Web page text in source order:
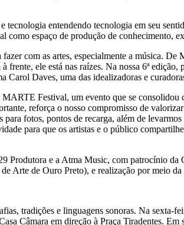
entendendo tecnologia em seu
espaço de produção de conhecimento,
com as artes, especialmente a música.
frente, ele está nas raízes. Na nossa 6ª
Carol Daves, uma das idealizadoras e
Festival, um evento que se
reforça o nosso compromisso de
fotos, pontos de recarga, além de
para que os artistas e o público
Produtora e a Atma Music, com patrocínio
Arte de Ouro Preto), e realização por meio
tradições e linguagens sonoras. Na
Câmara em direção à Praça Tiradentes.